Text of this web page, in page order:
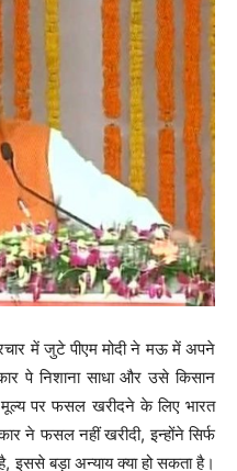
में जुटे पीएम मोदी ने मऊ में अपने
पे निशाना साधा और उसे किसान
मूल्य पर फसल खरीदने के लिए भारत
ने फसल नहीं खरीदी, इन्होंने सिर्फ
इससे बड़ा अन्याय क्या हो सकता है।